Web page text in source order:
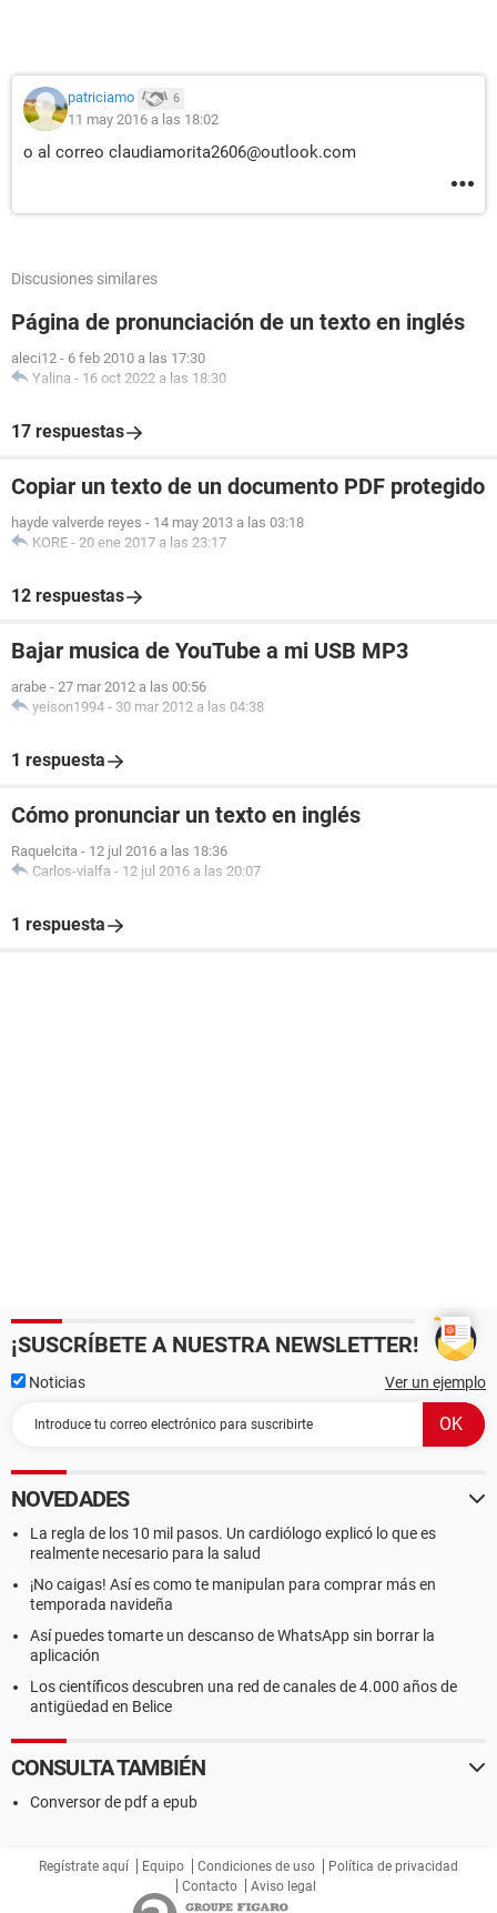
patriciamo 6
11 may 2016 a las 18:02
o al correo claudiamorita2606@outlook.com
Discusiones similares
Página de pronunciación de un texto en inglés
aleci12 - 6 feb 2010 a las 17:30
Yalina - 16 oct 2022 a las 18:30
17 respuestas
Copiar un texto de un documento PDF protegido
hayde valverde reyes - 14 may 2013 a las 03:18
KORE - 20 ene 2017 a las 23:17
12 respuestas
Bajar musica de YouTube a mi USB MP3
arabe - 27 mar 2012 a las 00:56
yeison1994 - 30 mar 2012 a las 04:38
1 respuesta
Cómo pronunciar un texto en inglés
Raquelcita - 12 jul 2016 a las 18:36
Carlos-vialfa - 12 jul 2016 a las 20:07
1 respuesta
¡SUSCRÍBETE A NUESTRA NEWSLETTER!
Noticias Ver un ejemplo
NOVEDADES
La regla de los 10 mil pasos. Un cardiólogo explicó lo que es
realmente necesario para la salud
¡No caigas! Así es como te manipulan para comprar más en
temporada navideña
Así puedes tomarte un descanso de WhatsApp sin borrar la
aplicación
Los científicos descubren una red de canales de 4.000 años de
antigüedad en Belice
CONSULTA TAMBIÉN
Conversor de pdf a epub
Regístrate aquí Equipo Condiciones de uso
Política de privacidad
Contacto
Aviso legal